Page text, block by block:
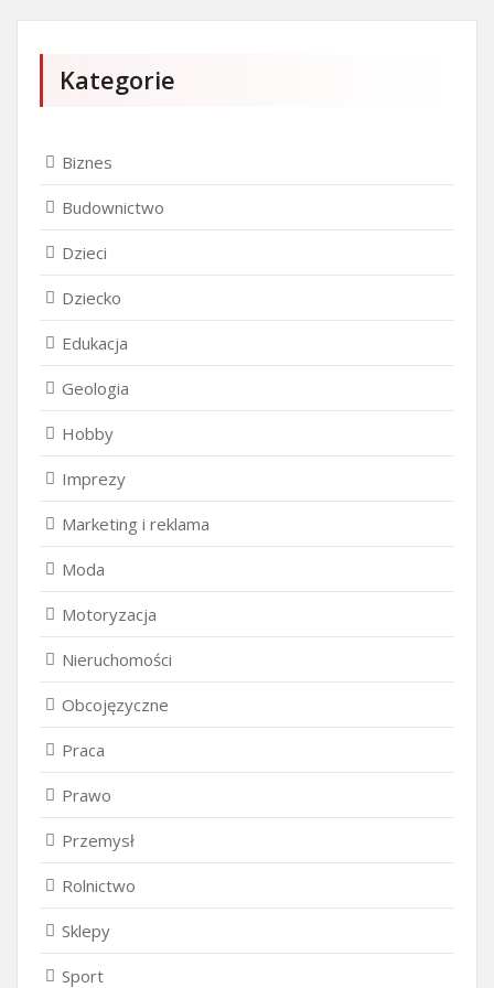
Kategorie
Biznes
Budownictwo
Dzieci
Dziecko
Edukacja
Geologia
Hobby
Imprezy
Marketing i reklama
Moda
Motoryzacja
Nieruchomości
Obcojęzyczne
Praca
Prawo
Przemysł
Rolnictwo
Sklepy
Sport